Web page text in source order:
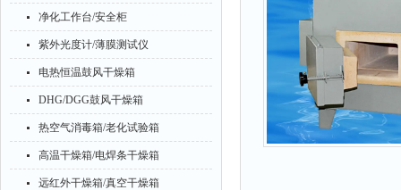
净化工作台/安全柜
紫外光度计/薄膜测试仪
电热恒温鼓风干燥箱
DHG/DGG鼓风干燥箱
热空气消毒箱/老化试验箱
高温干燥箱/电焊条干燥箱
远红外干燥箱/真空干燥箱